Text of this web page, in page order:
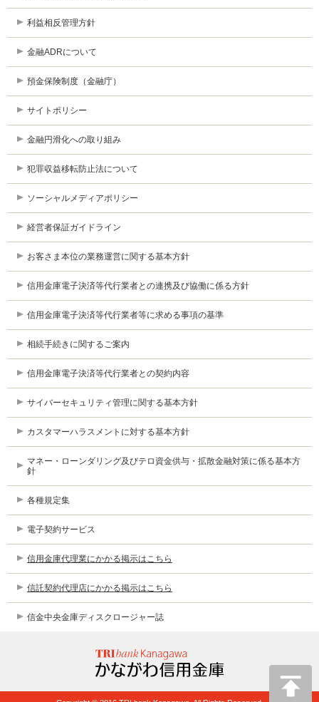
利益相反管理方針
金融ADRについて
預金保険制度（金融庁）
サイトポリシー
金融円滑化への取り組み
犯罪収益移転防止法について
ソーシャルメディアポリシー
経営者保証ガイドライン
お客さま本位の業務運営に関する基本方針
信用金庫電子決済等代行業者との連携及び協働に係る方針
信用金庫電子決済等代行業者等に求める事項の基準
相続手続きに関するご案内
信用金庫電子決済等代行業者との契約内容
サイバーセキュリティ管理に関する基本方針
カスタマーハラスメントに対する基本方針
マネー・ローンダリング及びテロ資金供与・拡散金融対策に係る基本方
針
各種規定集
電子契約サービス
信用金庫代理業にかかる掲示はこちら
信託契約代理店にかかる掲示はこちら
信金中央金庫ディスクロージャー誌